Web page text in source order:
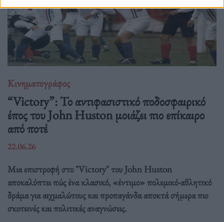
Κινηματογράφος
“Victory”: Το αντιφασιστικό ποδοσφαιρικό
έπος του John Huston μοιάζει πιο επίκαιρο
από ποτέ
22.06.26
Μια επιστροφή στο "Victory" του John Huston
αποκαλύπτει πώς ένα κλασικό, «έντιμο» πολεμικό-αθλητικό
δράμα για αιχμαλώτους και προπαγάνδα αποκτά σήμερα πιο
σκοτεινές και πολιτικές αναγνώσεις.